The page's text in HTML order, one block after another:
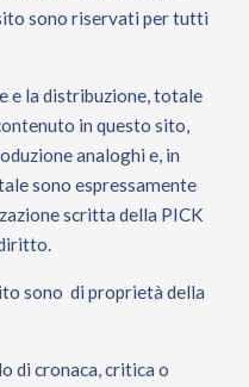
sono riservati per tutti
e la distribuzione, totale
in questo sito,
analoghi e, in
sono espressamente
scritta della PICK
sono di proprietà della
di cronaca, critica o